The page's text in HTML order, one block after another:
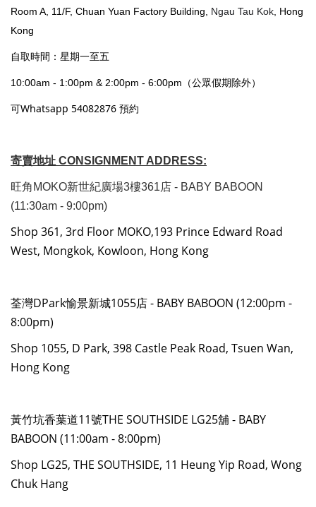
Room A, 11/F, Chuan Yuan Factory Building, Ngau Tau Kok , Hong
Kong
自取時間：星期一至五
10:00am - 1:00pm & 2:00pm - 6:00pm（公眾假期除外）
可Whatsapp 54082876 預約
寄賣地址 CONSIGNMENT ADDRESS:
旺角MOKO新世紀廣場3樓361店 - BABY BABOON
(11:30am - 9:00pm)
Shop 361, 3rd Floor MOKO,193 Prince Edward Road
West, Mongkok, Kowloon, Hong Kong
荃灣DPark愉景新城1055店 - BABY BABOON (12:00pm -
8:00pm)
Shop 1055, D Park, 398 Castle Peak Road, Tsuen Wan,
Hong Kong
黃竹坑香葉道11號THE SOUTHSIDE LG25舖 - BABY
BABOON (11:00am - 8:00pm)
Shop LG25, THE SOUTHSIDE, 11 Heung Yip Road, Wong
Chuk Hang